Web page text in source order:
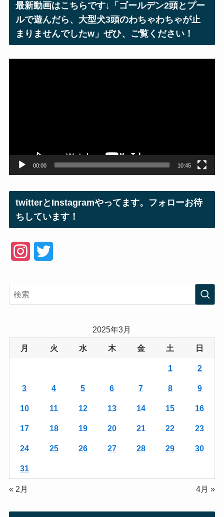
ス
最新動画はこちらです↓「ゴールデン2頭とプー
ルで遊んだら、大型犬3頭のわちゃわちゃが止
まりませんでしたw」ぜひ、ご覧ください！
00:00 10:45
twitterとInstagramやってます。フォローお待
ちしています！
e
2025年3月
月 火 水 木 金 土 日
1 2
3 4 5 6 7 8 9
10 11 12 13 14 15 16
17 18 19 20 21 22 23
24 25 26 27 28 29 30
31
« 2月 4月 »